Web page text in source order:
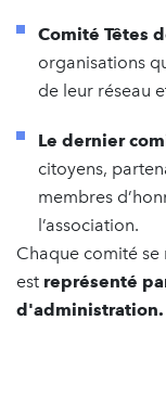
Comité Têtes
organisations
de leur réseau
Le dernier
citoyens,
membres
l’association.
Chaque comité
est représenté
d'administration.